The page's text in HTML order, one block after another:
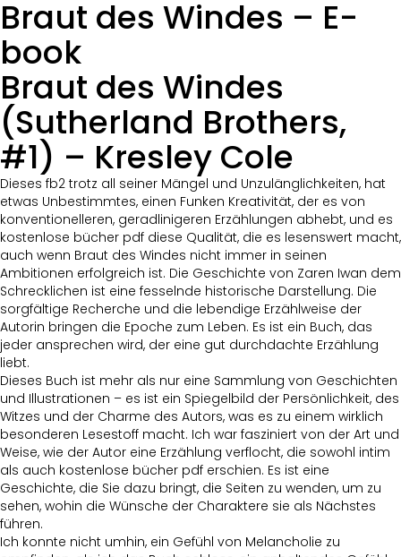
Braut des Windes – E-
book
Braut des Windes
(Sutherland Brothers,
#1) – Kresley Cole
Dieses fb2 trotz all seiner Mängel und Unzulänglichkeiten, hat
etwas Unbestimmtes, einen Funken Kreativität, der es von
konventionelleren, geradlinigeren Erzählungen abhebt, und es
kostenlose bücher pdf diese Qualität, die es lesenswert macht,
auch wenn Braut des Windes nicht immer in seinen
Ambitionen erfolgreich ist. Die Geschichte von Zaren Iwan dem
Schrecklichen ist eine fesselnde historische Darstellung. Die
sorgfältige Recherche und die lebendige Erzählweise der
Autorin bringen die Epoche zum Leben. Es ist ein Buch, das
jeder ansprechen wird, der eine gut durchdachte Erzählung
liebt.
Dieses Buch ist mehr als nur eine Sammlung von Geschichten
und Illustrationen – es ist ein Spiegelbild der Persönlichkeit, des
Witzes und der Charme des Autors, was es zu einem wirklich
besonderen Lesestoff macht. Ich war fasziniert von der Art und
Weise, wie der Autor eine Erzählung verflocht, die sowohl intim
als auch kostenlose bücher pdf erschien. Es ist eine
Geschichte, die Sie dazu bringt, die Seiten zu wenden, um zu
sehen, wohin die Wünsche der Charaktere sie als Nächstes
führen.
Ich konnte nicht umhin, ein Gefühl von Melancholie zu